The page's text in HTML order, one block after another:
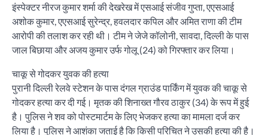
इंस्पेक्टर नीरज कुमार शर्मा की देखरेख में एसआई संजीव गुप्ता, एएसआई
अशोक कुमार, एएसआई सुरेन्द्र, हवलदार कपिल और अमित राणा की टीम
आरोपी की तलाश कर रही थी। टीम ने जेजे कॉलोनी, सावदा, दिल्ली के पास
जाल बिछाया और अजय कुमार उर्फ गोलू (24) को गिरफ्तार कर लिया।
चाकू से गोदकर युवक की हत्या
पुरानी दिल्ली रेलवे स्टेशन के पास दंगल ग्राउंड पार्किंग में युवक की चाकू से
गोदकर हत्या कर दी गई। मृतक की शिनाख्त गौरव ठाकुर (34) के रूप में हुई
है। पुलिस ने शव को पोस्टमार्टम के लिए भेजकर हत्या का मामला दर्ज कर
लिया है। पुलिस ने आशंका जताई है कि किसी परिचित ने उसकी हत्या की है।